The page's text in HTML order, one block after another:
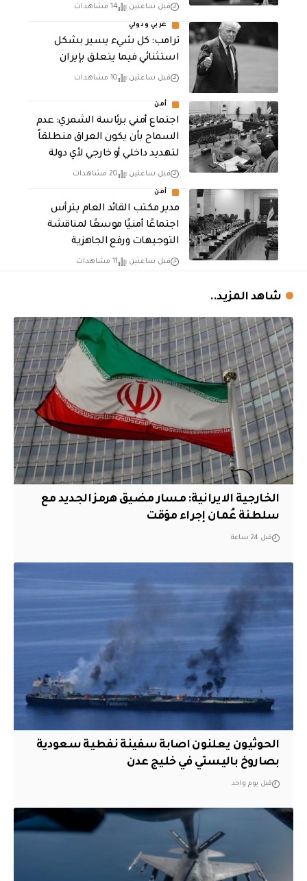
قبل ساعتين 14 مشاهدات
عربي ودولي
ترامب: كل شيء يسير بشكل
استثنائي فيما يتعلق بإيران
قبل ساعتين 10 مشاهدات
أمن
اجتماع أمني برئاسة الشمري: عدم
السماح بأن يكون العراق منطلقاً
لتهديد داخلي أو خارجي لأي دولة
قبل ساعتين 20 مشاهدات
أمن
مدير مكتب القائد العام يترأس
اجتماعًا أمنيًا موسعًا لمناقشة
التوجيهات ورفع الجاهزية
قبل ساعتين 11 مشاهدات
شاهد المزيد..
الخارجية الايرانية: مسار مضيق هرمز الجديد مع
سلطنة عُمان إجراء مؤقت
قبل 24 ساعة
الحوثيون يعلنون اصابة سفينة نفطية سعودية
بصاروخ باليستي في خليج عدن
قبل يوم واحد